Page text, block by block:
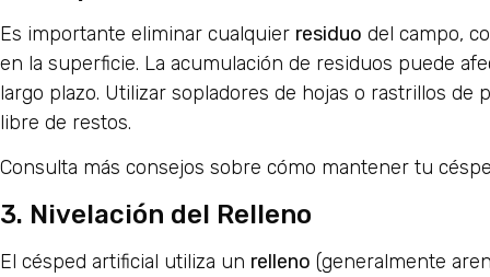
Es importante eliminar cualquier residuo del campo,
en la superficie. La acumulación de residuos puede
largo plazo. Utilizar sopladores de hojas o rastrillos
libre de restos.
Consulta más consejos sobre cómo mantener tu
3. Nivelación del Relleno
El césped artificial utiliza un relleno (generalmente